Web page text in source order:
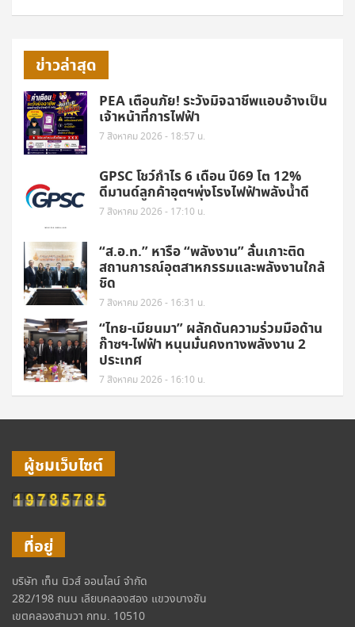
ข่าวล่าสุด
PEA เตือนภัย! ระวังมิจฉาชีพแอบอ้างเป็น
เจ้าหน้าที่การไฟฟ้า
7 สิงหาคม 2026 - 18:57 น.
GPSC โชว์กำไร 6 เดือน ปี69 โต 12%
ดีมานด์ลูกค้าอุตฯพุ่งโรงไฟฟ้าพลังน้ำดี
7 สิงหาคม 2026 - 17:10 น.
“ส.อ.ท.” หารือ “พลังงาน” ลั่นเกาะติด
สถานการณ์อุตสาหกรรมและพลังงานใกล้
ชิด
7 สิงหาคม 2026 - 16:31 น.
“ไทย-เมียนมา” ผลักดันความร่วมมือด้าน
ก๊าซฯ-ไฟฟ้า หนุนมั่นคงทางพลังงาน 2
ประเทศ
7 สิงหาคม 2026 - 16:10 น.
ผู้ชมเว็บไซต์
ที่อยู่
บริษัท เท็น นิวส์ ออนไลน์ จำกัด
282/198 ถนน เลียบคลองสอง แขวงบางชัน
เขตคลองสามวา กทม. 10510